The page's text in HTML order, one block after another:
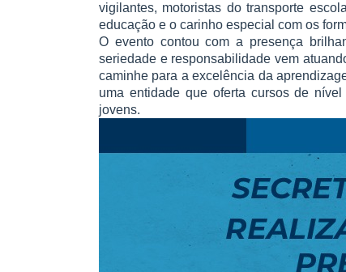
vigilantes, motoristas do transporte
educação e o carinho especial com os
O evento contou com a presença
seriedade e responsabilidade vem
caminhe para a excelência da
uma entidade que oferta cursos de
jovens.